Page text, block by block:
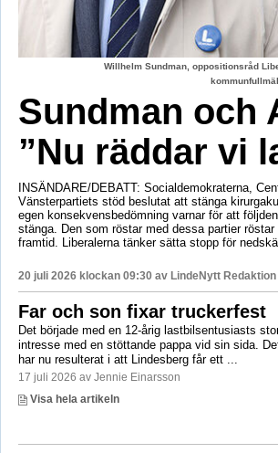
Willhelm Sundman, oppositionsråd
Sundman och
”Nu räddar vi
INSÄNDARE/DEBATT: Socialdemokraterna,
Vänsterpartiets stöd beslutat att stänga
egen konsekvensbedömning varnar för att
stänga. Den som röstar med dessa partier
framtid. Liberalerna tänker sätta stopp för
20 juli 2026 klockan 09:30 av LindeNytt Redaktion
Far och son fixar truckerfest
Det började med en 12-årig lastbilsentusiasts
intresse med en stöttande pappa vid sin sida.
har nu resulterat i att Lindesberg får ett ...
17 juli 2026 av Jennie Einarsson
Visa hela artikeln